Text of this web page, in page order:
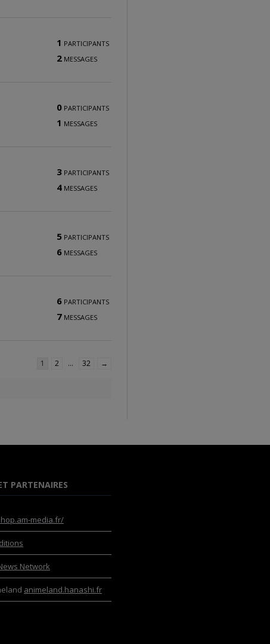
1 PARTICIPANTS
2 MESSAGES
0 PARTICIPANTS
1 MESSAGES
3 PARTICIPANTS
4 MESSAGES
5 PARTICIPANTS
6 MESSAGES
6 PARTICIPANTS
7 MESSAGES
1 2 … 32 →
PARTENAIRES
media.fr/
Network
animeland.hanashi.fr